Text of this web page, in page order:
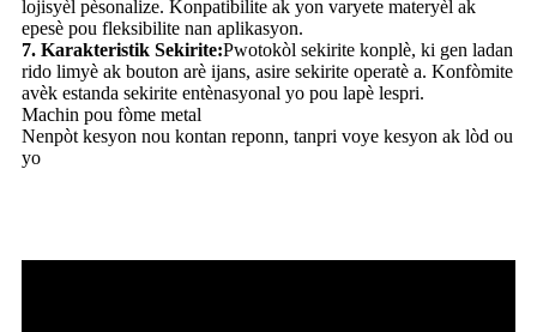
lojisyèl pèsonalize. Konpatibilite ak yon varyete materyèl ak
epesè pou fleksibilite nan aplikasyon.
7. Karakteristik Sekirite:Pwotokòl sekirite konplè, ki gen ladan
rido limyè ak bouton arè ijans, asire sekirite operatè a. Konfòmite
avèk estanda sekirite entènasyonal yo pou lapè lespri.
Machin pou fòme metal
Nenpòt kesyon nou kontan reponn, tanpri voye kesyon ak lòd ou
yo